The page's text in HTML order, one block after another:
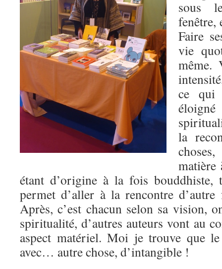
sous
fenêtre,
Faire
vie
même.
ce qui
la
étant d’origine à la fois bouddhiste,
permet d’aller à la rencontre
Après, c’est chacun selon sa vision,
spiritualité, d’autres auteurs vont au
aspect matériel. Moi je trouve que
avec… autre chose, d’intangible !